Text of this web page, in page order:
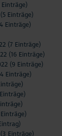
Einträge)
(5 Einträge)
Einträge)
(7 Einträge)
(16 Einträge)
(9 Einträge)
Einträge)
Einträge)
(3 Einträge)